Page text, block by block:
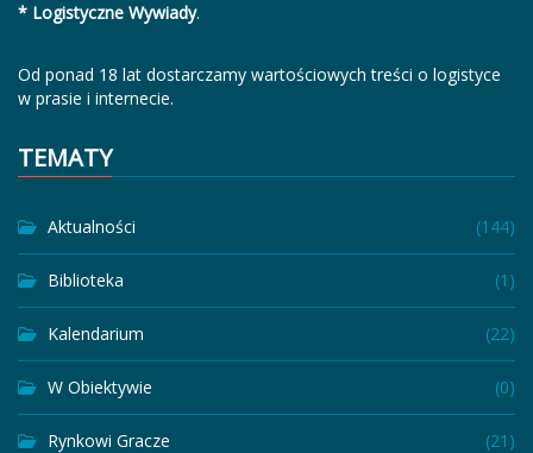
* Logistyczne Wywiady.
Od ponad 18 lat dostarczamy wartościowych treści o logistyce
w prasie i internecie.
TEMATY
Aktualności (144)
Biblioteka (1)
Kalendarium (22)
W Obiektywie (0)
Rynkowi Gracze (21)